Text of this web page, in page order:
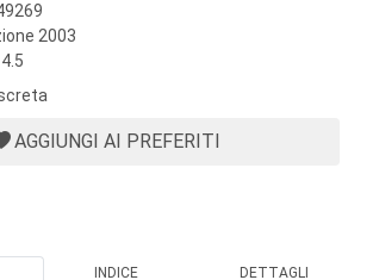
2003
4.5
AGGIUNGI AI PREFERITI
INDICE DETTAGLI